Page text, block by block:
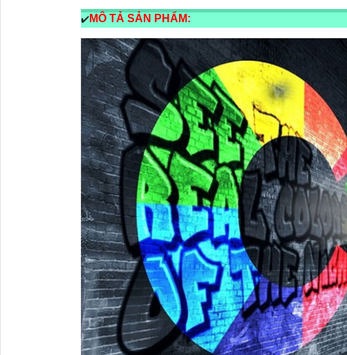
✔️ MÔ TẢ SẢN PHẨM: